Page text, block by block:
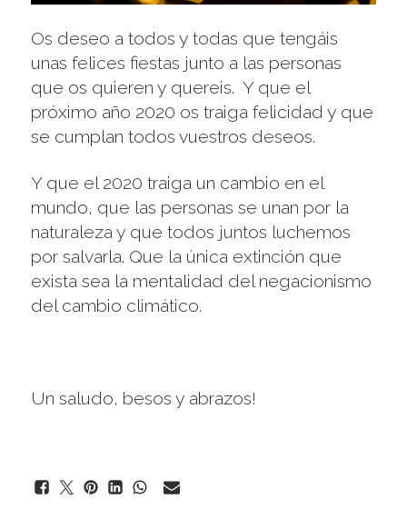
Os deseo a todos y todas que tengáis
unas felices fiestas junto a las personas
que os quieren y quereis. Y que el
próximo año 2020 os traiga felicidad y que
se cumplan todos vuestros deseos.
Y que el 2020 traiga un cambio en el
mundo, que las personas se unan por la
naturaleza y que todos juntos luchemos
por salvarla. Que la única extinción que
exista sea la mentalidad del negacionismo
del cambio climático.
Un saludo, besos y abrazos!